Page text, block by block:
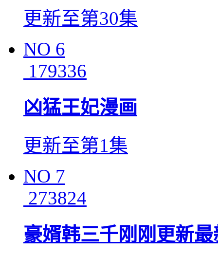
更新至第30集
NO 6
179336
凶猛王妃漫画
更新至第1集
NO 7
273824
豪婿韩三千刚刚更新